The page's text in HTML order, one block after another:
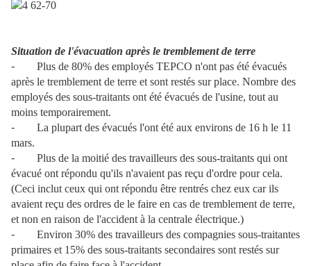
Situation de l'évacuation après le tremblement de terre
-
Plus de 80% des employés TEPCO n'ont pas été évacués
après le tremblement de terre et sont restés sur place. Nombre des
employés des sous-traitants ont été évacués de l'usine, tout au
moins temporairement.
-
La plupart des évacués l'ont été aux environs de 16 h le 11
mars.
-
Plus de la moitié des travailleurs des sous-traitants qui ont
évacué ont répondu qu'ils n'avaient pas reçu d'ordre pour cela.
(Ceci inclut ceux qui ont répondu être rentrés chez eux car ils
avaient reçu des ordres de le faire en cas de tremblement de terre,
et non en raison de l'accident à la centrale électrique.)
-
Environ 30% des travailleurs des compagnies sous-traitantes
primaires et 15% des sous-traitants secondaires sont restés sur